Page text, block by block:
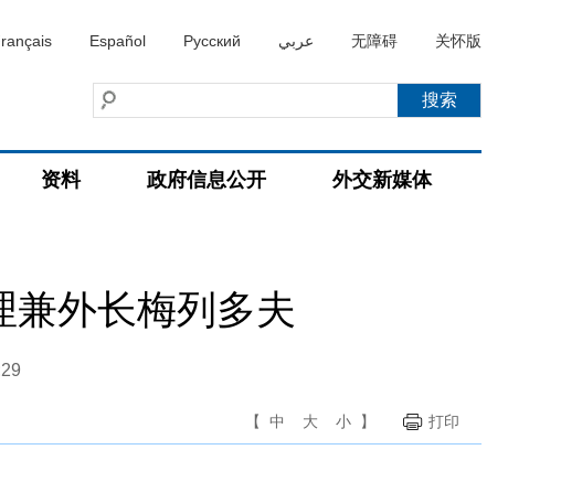
Español Русский عربي 无障碍 关怀版
资料 政府信息公开 外交新媒体
兼外长梅列多夫
【 中 大 小 】 打印